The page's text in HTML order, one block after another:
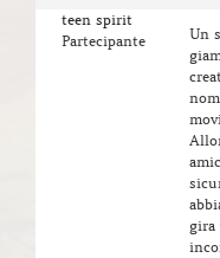
teen spirit
Partecipante
Un
gira